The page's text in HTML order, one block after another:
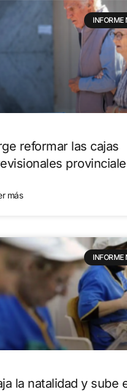
INFORME
reformar las cajas
más
INFORME
la natalidad y sube